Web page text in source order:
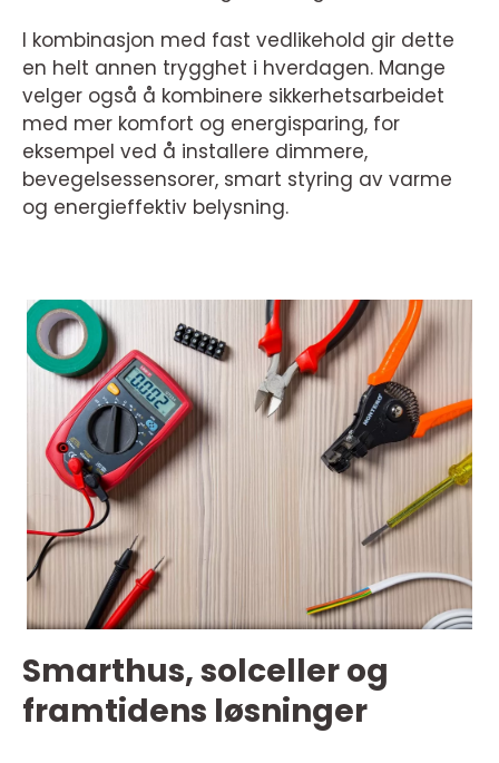
I kombinasjon med fast vedlikehold gir dette
en helt annen trygghet i hverdagen. Mange
velger også å kombinere sikkerhetsarbeidet
med mer komfort og energisparing, for
eksempel ved å installere dimmere,
bevegelsessensorer, smart styring av varme
og energieffektiv belysning.
Smarthus, solceller og
framtidens løsninger